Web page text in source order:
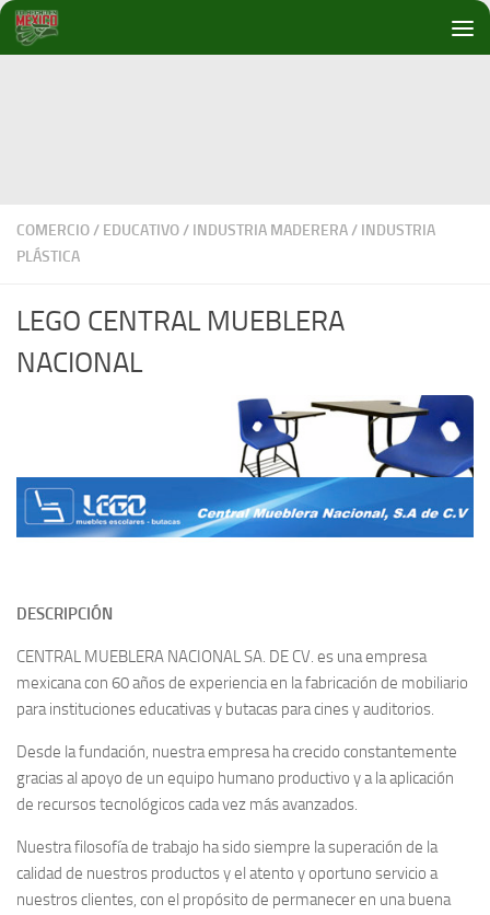
Debajo del contenido
COMERCIO/ EDUCATIVO/ INDUSTRIA MADERERA/ INDUSTRIA
PLÁSTICA
LEGO CENTRAL MUEBLERA
NACIONAL
DESCRIPCIÓN
CENTRAL MUEBLERA NACIONAL SA. DE CV. es una empresa
mexicana con 60 años de experiencia en la fabricación de mobiliario
para instituciones educativas y butacas para cines y auditorios.
Desde la fundación, nuestra empresa ha crecido constantemente
gracias al apoyo de un equipo humano productivo y a la aplicación
de recursos tecnológicos cada vez más avanzados.
Nuestra filosofía de trabajo ha sido siempre la superación de la
calidad de nuestros productos y el atento y oportuno servicio a
nuestros clientes, con el propósito de permanecer en una buena